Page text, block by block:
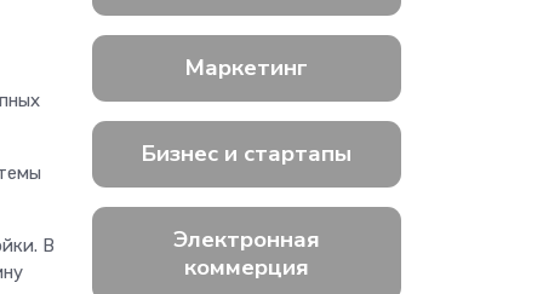
В
Маркетинг
Бизнес и стартапы
Электронная
коммерция